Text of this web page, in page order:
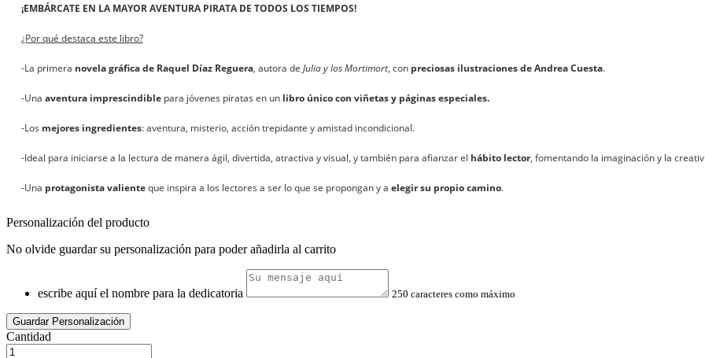
¡EMBÁRCATE EN LA MAYOR AVENTURA PIRATA DE TODOS LOS TIEMPOS!
¿Por qué destaca este libro?
-La primera novela gráfica de Raquel Díaz Reguera, autora de Julia y los Mortimort, con preciosas ilustraciones de Andrea Cuesta.
-Una aventura imprescindiblepara jóvenes piratas en un libro único con viñetas y páginas especiales.
-Los mejores ingredientes: aventura, misterio, acción trepidante y amistad incondicional.
-Ideal para iniciarse a la lectura de manera ágil, divertida, atractiva y visual, y también para afianzar el hábito lector, fomentando la imaginación y la
-Una protagonista valienteque inspira a los lectores a ser lo que se propongan y a elegir su propio camino.
Personalización del producto
No olvide guardar su personalización para poder añadirla al carrito
escribe aquí el nombre para la dedicatoria 250 caracteres como máximo
Guardar Personalización
Cantidad